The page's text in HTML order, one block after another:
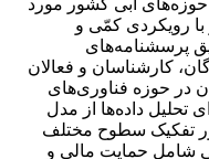
حوزه‌های آبی کشور مورد
رویکردی کمّی و
پرسشنامه‌های
از ۱۲۰ نفر از خبرگان، کارشناسان و فعالان
در حوزه فناوری‌های
تحلیل داده‌ها از مدل
تفکیک سطوح مختلف
شامل حمایت مالی و